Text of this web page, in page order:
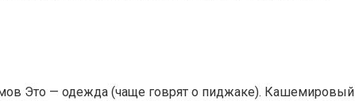
Это — одежда (чаще говрят о пиджаке). Кашемировый